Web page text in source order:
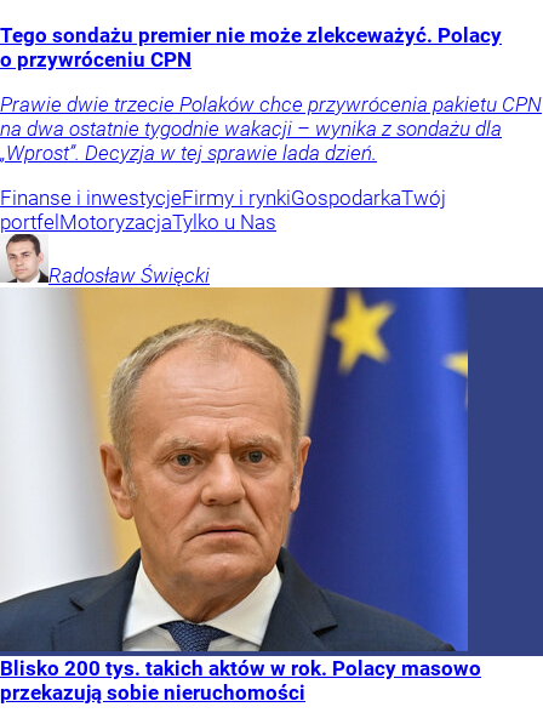
Tego sondażu premier nie może zlekceważyć. Polacy
o przywróceniu CPN
Prawie dwie trzecie Polaków chce przywrócenia pakietu CPN
na dwa ostatnie tygodnie wakacji – wynika z sondażu dla
„Wprost”. Decyzja w tej sprawie lada dzień.
Finanse i inwestycjeFirmy i rynkiGospodarkaTwój
portfel MotoryzacjaTylko u Nas
Radosław Święcki
Blisko 200 tys. takich aktów w rok. Polacy masowo
przekazują sobie nieruchomości